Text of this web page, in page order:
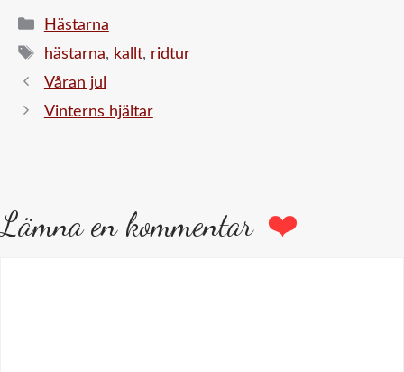
Kategorier
Hästarna
Etiketter
hästarna, kallt, ridtur
Våran jul
Vinterns hjältar
Lämna en kommentar